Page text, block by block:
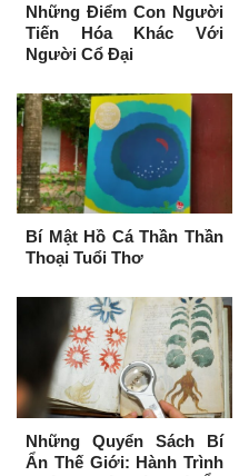
Những Điểm Con Người
Tiến Hóa Khác Với
Người Cổ Đại
Bí Mật Hồ Cá Thần Thần
Thoại Tuổi Thơ
Những Quyển Sách Bí
Ẩn Thế Giới: Hành Trình